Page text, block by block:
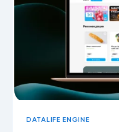
DATALIFE ENGINE